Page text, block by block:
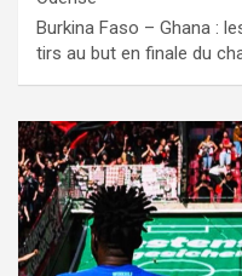
Burkina Faso – Ghana :
tirs au but en finale du